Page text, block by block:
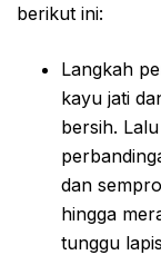
berikut ini:
Langkah
kayu jati
bersih.
dan
hingga
tunggu